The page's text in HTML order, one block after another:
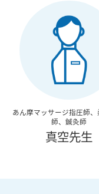
あん摩マッサージ指圧師、
師、鍼灸師
真空先生